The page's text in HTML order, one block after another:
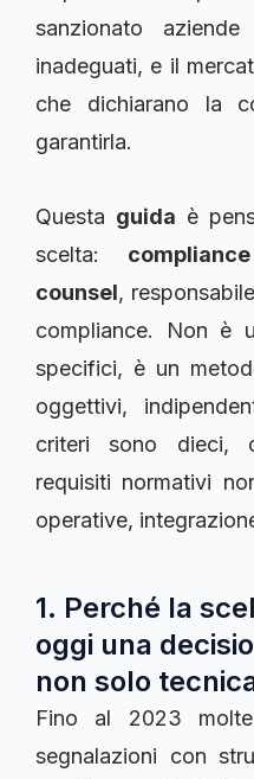
sanzionato
inadeguati, e il
che dichiarano la
garantirla.
Questa guida è
scelta:
counsel,
compliance. Non è
specifici, è un
oggettivi,
criteri sono dieci,
requisiti normativi
operative,
1. Perché la
oggi una
non solo
Fino al 2023
segnalazioni con